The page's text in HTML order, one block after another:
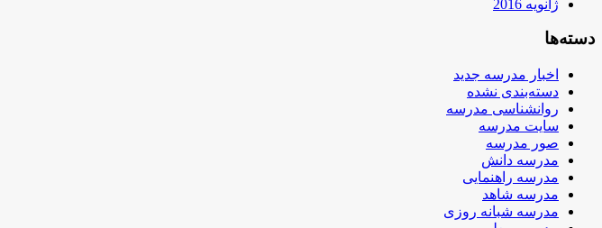
ژانویه 2016
دسته‌ها
اخبار مدرسه جدید
دسته‌بندی نشده
روانشناسی مدرسه
سایت مدرسه
صور مدرسه
مدرسه دانش
مدرسه راهنمایی
مدرسه شاهد
مدرسه شبانه روزی